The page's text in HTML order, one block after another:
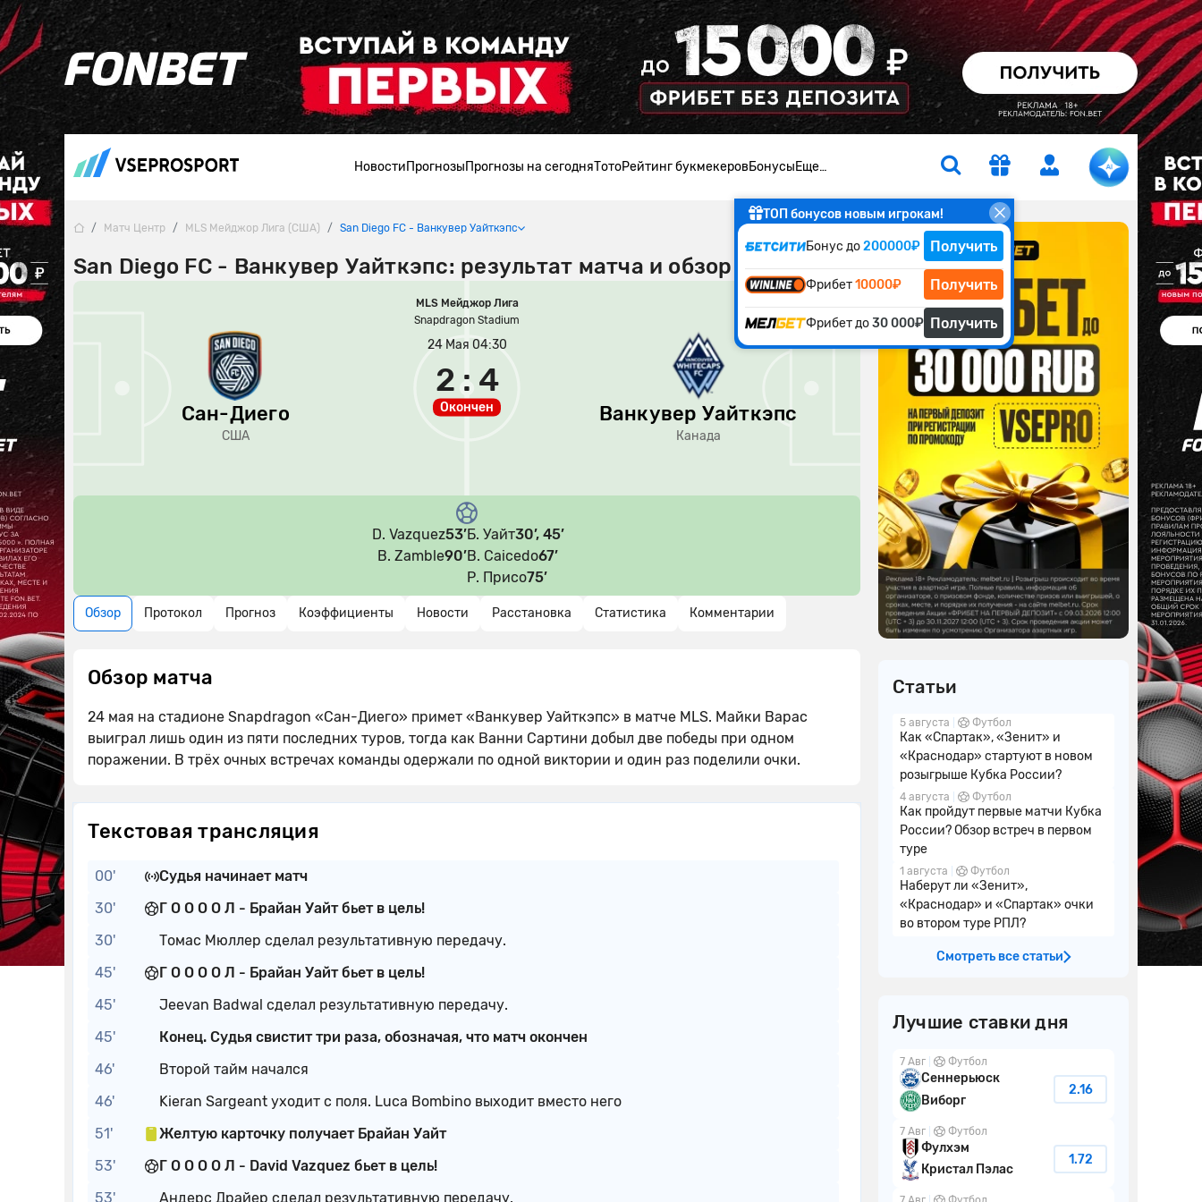
НовостиПрогнозыПрогнозы на сегодняТотоРейтинг букмекеровБонусыЕще…
ТОП бонусов новым игрокам!
Бонус до200000₽ Получить
Фрибет10000₽ Получить
Фрибет до30 000₽ Получить
San Diego FC - Ванкувер Уайткэпс: результат матча и обзор игры
Матч Центр MLS Мейджор Лига (США) San Diego FC - Ванкувер Уайткэпс
Сан-Диего
США
MLS Мейджор Лига
Snapdragon Stadium
24 Мая 04:30
Окончен
2 : 4
Ванкувер Уайткэпс
Канада
D. Vazquez53’
B. Zamble90’
Б. Уайт30’, 45’
B. Caicedo67’
Р. Присо75’
Обзор Протокол Прогноз Коэффициенты Новости Расстановка Статистика Комментарии
Обзор матча
24 мая на стадионе Snapdragon «Сан-Диего» примет «Ванкувер Уайткэпс» в матче MLS. Майки Варас
выиграл лишь один из пяти последних туров, тогда как Ванни Сартини добыл две победы при одном
поражении. В трёх очных встречах команды одержали по одной виктории и один раз поделили очки.
Текстовая трансляция
00'
Судья начинает матч
30'
Г О О О О Л - Брайан Уайт бьет в цель!
30'
Томас Мюллер сделал результативную передачу.
45'
Г О О О О Л - Брайан Уайт бьет в цель!
45'
Jeevan Badwal сделал результативную передачу.
45'
Конец. Судья свистит три раза, обозначая, что матч окончен
46'
Второй тайм начался
46'
Kieran Sargeant уходит с поля. Luca Bombino выходит вместо него
51'
Желтую карточку получает Брайан Уайт
53'
Г О О О О Л - David Vazquez бьет в цель!
53'
Андерс Драйер сделал результативную передачу.
Статьи
5 августа Футбол
Как «Спартак», «Зенит» и
«Краснодар» стартуют в новом
розыгрыше Кубка России?
4 августа Футбол
Как пройдут первые матчи Кубка
России? Обзор встреч в первом
туре
1 августа Футбол
Наберут ли «Зенит»,
«Краснодар» и «Спартак» очки
во втором туре РПЛ?
Смотреть все статьи
Лучшие ставки дня
7 Авг Футбол
Сеннерьюск
Виборг
2.16
7 Авг Футбол
Фулхэм
Кристал Пэлас
1.72